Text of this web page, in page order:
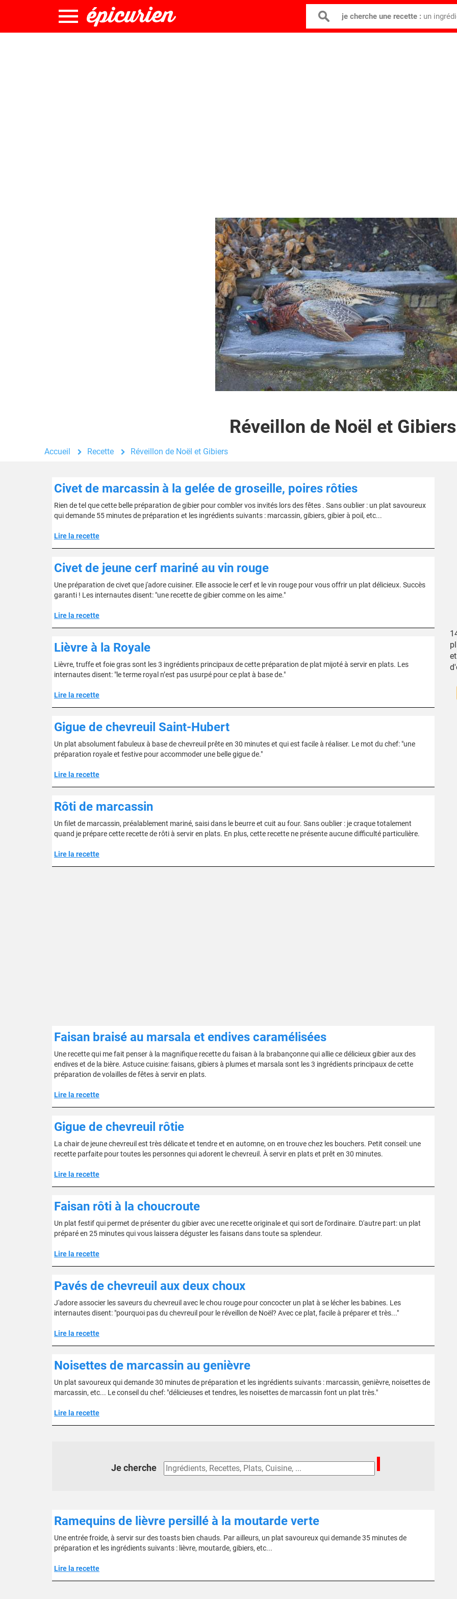
je cherche une recette : un
Réveillon de Noël et Gibiers
Accueil Recette Réveillon de Noël et Gibiers
Civet de marcassin à la gelée de groseille, poires rôties
Rien de tel que cette belle préparation de gibier pour combler vos invités lors des fêtes . Sans oublier : un plat savoureux
qui demande 55 minutes de préparation et les ingrédients suivants : marcassin, gibiers, gibier à poil, etc...
Lire la recette
Civet de jeune cerf mariné au vin rouge
Une préparation de civet que j'adore cuisiner. Elle associe le cerf et le vin rouge pour vous offrir un plat délicieux. Succès
garanti ! Les internautes disent: "une recette de gibier comme on les aime."
Lire la recette
Lièvre à la Royale
Lièvre, truffe et foie gras sont les 3 ingrédients principaux de cette préparation de plat mijoté à servir en plats. Les
internautes disent: "le terme royal n’est pas usurpé pour ce plat à base de."
Lire la recette
Gigue de chevreuil Saint-Hubert
Un plat absolument fabuleux à base de chevreuil prête en 30 minutes et qui est facile à réaliser. Le mot du chef: "une
préparation royale et festive pour accommoder une belle gigue de."
Lire la recette
Rôti de marcassin
Un filet de marcassin, préalablement mariné, saisi dans le beurre et cuit au four. Sans oublier : je craque totalement
quand je prépare cette recette de rôti à servir en plats. En plus, cette recette ne présente aucune difficulté particulière.
Lire la recette
Faisan braisé au marsala et endives caramélisées
Une recette qui me fait penser à la magnifique recette du faisan à la brabançonne qui allie ce délicieux gibier aux des
endives et de la bière. Astuce cuisine: faisans, gibiers à plumes et marsala sont les 3 ingrédients principaux de cette
préparation de volailles de fêtes à servir en plats.
Lire la recette
Gigue de chevreuil rôtie
La chair de jeune chevreuil est très délicate et tendre et en automne, on en trouve chez les bouchers. Petit conseil: une
recette parfaite pour toutes les personnes qui adorent le chevreuil. À servir en plats et prêt en 30 minutes.
Lire la recette
Faisan rôti à la choucroute
Un plat festif qui permet de présenter du gibier avec une recette originale et qui sort de l’ordinaire. D'autre part: un plat
préparé en 25 minutes qui vous laissera déguster les faisans dans toute sa splendeur.
Lire la recette
Pavés de chevreuil aux deux choux
J'adore associer les saveurs du chevreuil avec le chou rouge pour concocter un plat à se lécher les babines. Les
internautes disent: "pourquoi pas du chevreuil pour le réveillon de Noël? Avec ce plat, facile à préparer et très..."
Lire la recette
Noisettes de marcassin au genièvre
Un plat savoureux qui demande 30 minutes de préparation et les ingrédients suivants : marcassin, genièvre, noisettes de
marcassin, etc... Le conseil du chef: "délicieuses et tendres, les noisettes de marcassin font un plat très."
Lire la recette
Je cherche
Ramequins de lièvre persillé à la moutarde verte
Une entrée froide, à servir sur des toasts bien chauds. Par ailleurs, un plat savoureux qui demande 35 minutes de
préparation et les ingrédients suivants : lièvre, moutarde, gibiers, etc...
Lire la recette